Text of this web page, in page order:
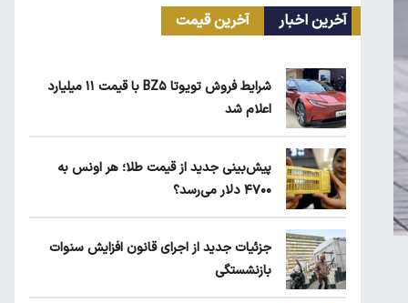
دارد؟
بلاگرهای پردرآمد مشمول مالیات هستند
ماجرای محدودیت گوشت برزیلی در اروپا
مرداد ۱۴۰۵
آخرین اخبار آخرین قیمت
شرایط فروش تویوتا BZ۵ با قیمت ۱۱ میلیارد
اعلام شد
پیش‌بینی جدید از قیمت طلا؛ هر اونس به
۴۷۰۰ دلار می‌رسد؟
جزئیات جدید از اجرای قانون افزایش سنوات
بازنشستگی